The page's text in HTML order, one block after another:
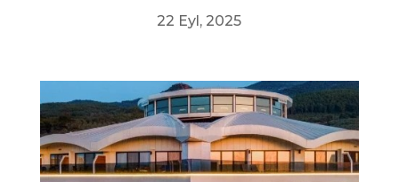
22 Eyl, 2025